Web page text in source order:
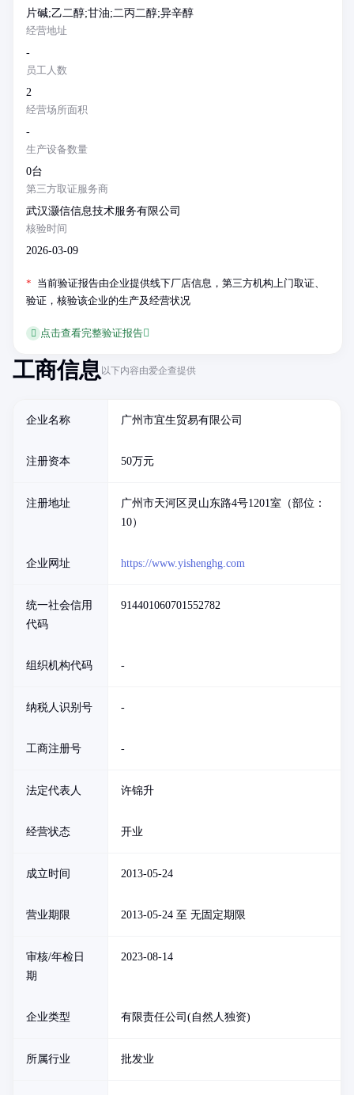
片碱;乙二醇;甘油;二丙二醇;异辛醇
经营地址
-
员工人数
2
经营场所面积
-
生产设备数量
0台
第三方取证服务商
武汉灏信信息技术服务有限公司
核验时间
2026-03-09
* 当前验证报告由企业提供线下厂店信息，第三方机构上门取证、
验证，核验该企业的生产及经营状况
点击查看完整验证报告
工商信息以下内容由爱企查提供
企业名称 广州市宜生贸易有限公司
注册资本 50万元
注册地址
广州市天河区灵山东路4号1201室（部位：
10）
企业网址 https://www.yishenghg.com
统一社会信用
代码
914401060701552782
组织机构代码 -
纳税人识别号 -
工商注册号 -
法定代表人 许锦升
经营状态 开业
成立时间 2013-05-24
营业期限 2013-05-24 至 无固定期限
审核/年检日
期
2023-08-14
企业类型 有限责任公司(自然人独资)
所属行业 批发业